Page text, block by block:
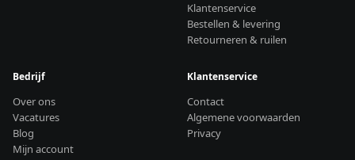
Klantenservice
Bestellen & levering
Retourneren & ruilen
Bedrijf
Over ons
Vacatures
Blog
Mijn account
Klantenservice
Contact
Algemene voorwaarden
Privacy